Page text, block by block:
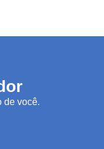
de você.